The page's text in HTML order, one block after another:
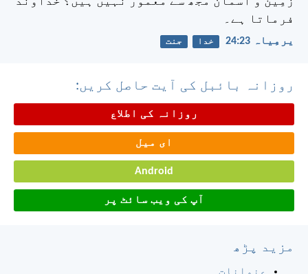
فرماتا ہے۔
یرمِیاہ 23:‏24 خدا جنت
روزانہ بائبل کی آیت حاصل کریں:
روزانہ کی اطلاع
ای میل
Android
آپ کی ویب سائٹ پر
مزید پڑھ